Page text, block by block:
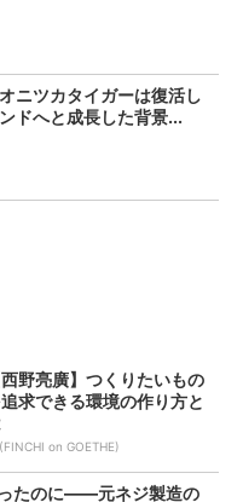
ニツカタイガーは復活し
ドへと成長した背景...
西野亮廣】つくりたいもの
求できる環境の作り方と
on GOETHE)
たのに――元ネジ製造の